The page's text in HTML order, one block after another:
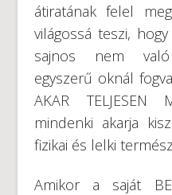
átiratának felel
világossá teszi,
sajnos nem
egyszerű oknál
AKAR TELJESEN
mindenki akarja
fizikai és lelki
Amikor a saját